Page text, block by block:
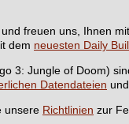
freuen uns, Ihnen
dem neuesten Daily
3: Jungle of Doom)
Datendateien
unsere Richtlinien zur